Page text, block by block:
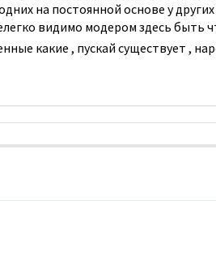
на постоянной основе у
видимо модером здесь быть
какие , пускай существует ,